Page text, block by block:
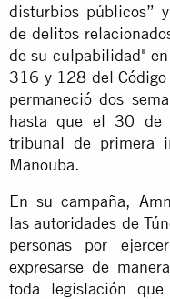
disturbios públicos”
de delitos
de su culpabilidad"
316 y 128 del
permaneció dos
hasta que el 30 de
tribunal de primera
Manouba.
En su campaña,
las autoridades de
personas por
expresarse de
toda legislación que